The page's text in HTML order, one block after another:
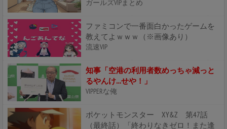
ガールズVIPまとめ
ファミコンで一番面白かったゲームを
教えてよｗｗｗ（※画像あり）
流速VIP
知事「空港の利用者数めっちゃ減っと
るやんけ…せや！」
VIPPERな俺
ポケットモンスター XY&Z 第47話
（最終話）「終わりなきゼロ！また逢